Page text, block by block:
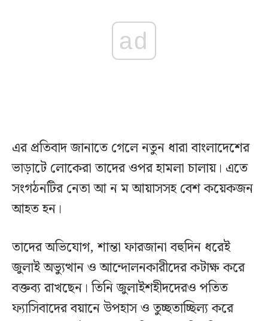
ad
এর প্রতিবাদ জানাতে গেলে নতুন ধারা বাংলাদেশের
ভাড়াটে লোকেরা তাদের ওপর হামলা চালায়। এতে
সংগঠনটির নেতা আ ন ম আয়াসসহ বেশ কয়েকজন
আহত হন।
তাদের অভিযোগ, শান্তা ফারজানা বহুদিন ধরেই
জুলাই অভ্যুত্থান ও আন্দোলনকারীদের কটাক্ষ করে
বক্তব্য রাখছেন। তিনি জুলাইশহীদদেরও পতিত
ফ্যাসিবাদের বয়ানে উপহাস ও তুচ্ছতাচ্ছিল্য করে